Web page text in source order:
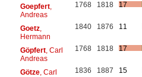
Goepfert,
Andreas
1768 1818 17
Goetz,
Hermann
1840 1876 11
Göpfert, Carl
Andreas
1768 1818 17
Götze, Carl 1836 1887
15